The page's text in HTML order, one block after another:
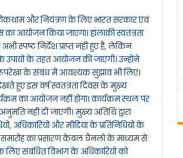
और नियंत्रण के लिए भारत सरकार एवं
का आयोजन किया जाएगा। हांलाकी स्वतंत्रता
स्पष्ट निर्देश प्राप्त नहीं हुए है, लेकिन
के तहत आयोजन की जाएगी। उन्होंने
रूपरेखा के संबंध में आवश्यक सुझाव भी लिए।
हुए इस वर्ष स्वतत्रंता दिवस के मुख्य
का आयोजन नहीं होगा। कार्यक्रम स्थल पर
नही दी जाएगी। मुख्य अतिथि द्वारा
अधिकारियों और मीडिया के प्रतिनिधियों के
का प्रसारण केबल चैनलों के माध्यम से
लिए संबंधित विभाग के अधिकारियों को